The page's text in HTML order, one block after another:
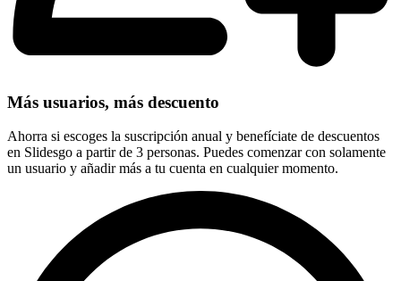
Más usuarios, más descuento
Ahorra si escoges la suscripción anual y benefíciate de descuentos
en Slidesgo a partir de 3 personas. Puedes comenzar con solamente
un usuario y añadir más a tu cuenta en cualquier momento.